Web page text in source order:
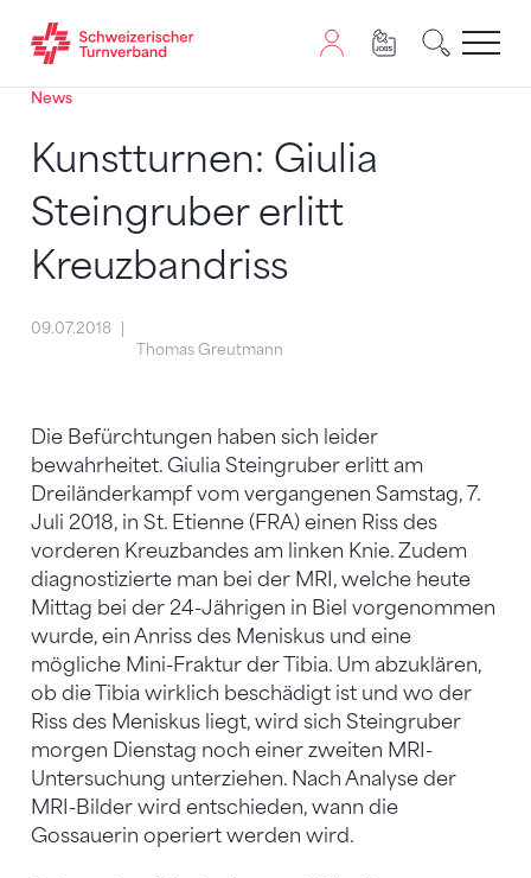
Zum Inhalt springen
Zur Sitemap navigieren
Zum Navigieren dieser Seite wird JavaScript benötigt.
News
Kunstturnen: Giulia
Steingruber erlitt
Kreuzbandriss
09.07.2018
Thomas Greutmann
Die Befürchtungen haben sich leider
bewahrheitet. Giulia Steingruber erlitt am
Dreiländerkampf vom vergangenen Samstag, 7.
Juli 2018, in St. Etienne (FRA) einen Riss des
vorderen Kreuzbandes am linken Knie. Zudem
diagnostizierte man bei der MRI, welche heute
Mittag bei der 24-Jährigen in Biel vorgenommen
wurde, ein Anriss des Meniskus und eine
mögliche Mini-Fraktur der Tibia. Um abzuklären,
ob die Tibia wirklich beschädigt ist und wo der
Riss des Meniskus liegt, wird sich Steingruber
morgen Dienstag noch einer zweiten MRI-
Untersuchung unterziehen. Nach Analyse der
MRI-Bilder wird entschieden, wann die
Gossauerin operiert werden wird.